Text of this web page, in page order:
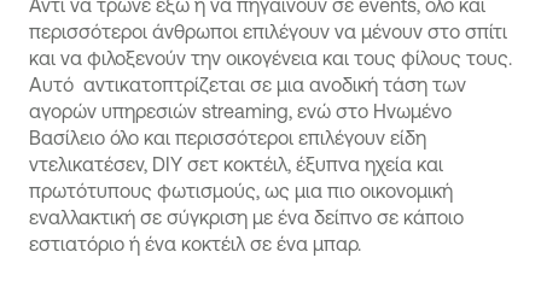
Αντί να τρώνε έξω ή να πηγαίνουν σε events, όλο και
περισσότεροι άνθρωποι επιλέγουν να μένουν στο σπίτι
και να φιλοξενούν την οικογένεια και τους φίλους τους.
Αυτό αντικατοπτρίζεται σε μια ανοδική τάση των
αγορών υπηρεσιών streaming, ενώ στο Ηνωμένο
Βασίλειο όλο και περισσότεροι επιλέγουν είδη
ντελικατέσεν, DIY σετ κοκτέιλ, έξυπνα ηχεία και
πρωτότυπους φωτισμούς, ως μια πιο οικονομική
εναλλακτική σε σύγκριση με ένα δείπνο σε κάποιο
εστιατόριο ή ένα κοκτέιλ σε ένα μπαρ.